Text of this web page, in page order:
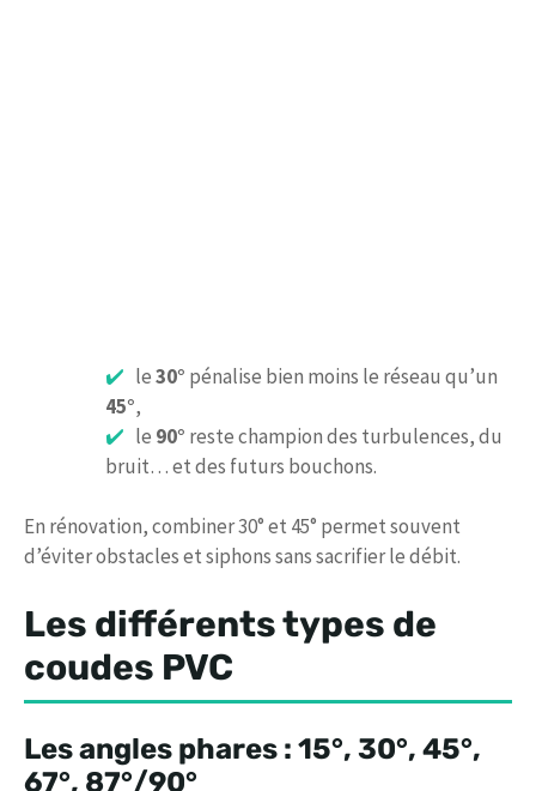
le30° pénalise bien moins le réseau qu’un
45°,
le 90° reste champion des turbulences, du
bruit… et des futurs bouchons.
En rénovation, combiner 30° et 45° permet souvent
d’éviter obstacles et siphons sans sacrifier le débit.
Les différents types de
coudes PVC
Les angles phares : 15°, 30°, 45°,
67°, 87°/90°